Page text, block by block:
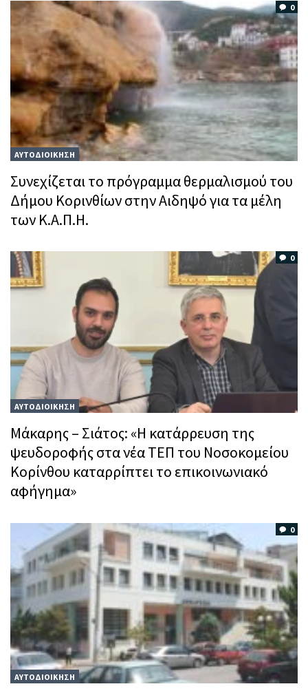
0
ΑΥΤΟΔΙΟΙΚΗΣΗ
Συνεχίζεται το πρόγραμμα θερμαλισμού του
Δήμου Κορινθίων στην Αιδηψό για τα μέλη
των Κ.Α.Π.Η.
0
ΑΥΤΟΔΙΟΙΚΗΣΗ
Μάκαρης – Σιάτος: «Η κατάρρευση της
ψευδοροφής στα νέα ΤΕΠ του Νοσοκομείου
Κορίνθου καταρρίπτει το επικοινωνιακό
αφήγημα»
0
ΑΥΤΟΔΙΟΙΚΗΣΗ